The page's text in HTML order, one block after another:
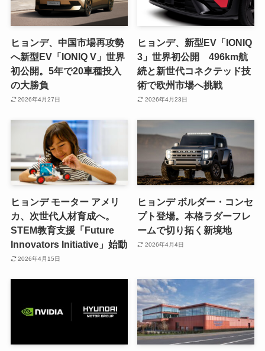
ヒョンデ、中国市場再攻勢
へ新型EV「IONIQ V」世界
初公開。5年で20車種投入
の大勝負
2026年4月27日
ヒョンデ、新型EV「IONIQ
3」世界初公開 496km航
続と新世代コネクテッド技
術で欧州市場へ挑戦
2026年4月23日
ヒョンデ モーター アメリ
カ、次世代人材育成へ。
STEM教育支援「Future
Innovators Initiative」始動
2026年4月15日
ヒョンデ ボルダー・コンセ
プト登場。本格ラダーフレ
ームで切り拓く新境地
2026年4月4日